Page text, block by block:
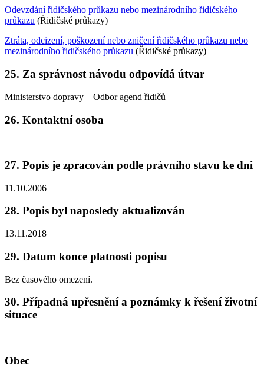
Odevzdání řidičského průkazu nebo mezinárodního řidičského
průkazu (Řidičské průkazy)
Ztráta, odcizení, poškození nebo zničení řidičského průkazu nebo
mezinárodního řidičského průkazu (Řidičské průkazy)
25. Za správnost návodu odpovídá útvar
Ministerstvo dopravy – Odbor agend řidičů
26. Kontaktní osoba
27. Popis je zpracován podle právního stavu ke dni
11.10.2006
28. Popis byl naposledy aktualizován
13.11.2018
29. Datum konce platnosti popisu
Bez časového omezení.
30. Případná upřesnění a poznámky k řešení životní
situace
Obec